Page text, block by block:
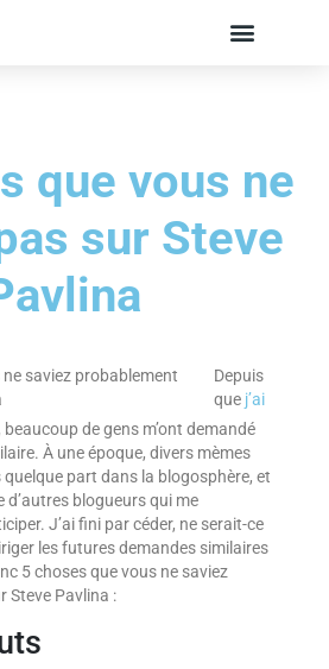
que vous ne
sur Steve
Depuis
que j’ai
beaucoup de gens m’ont demandé
À une époque, divers mèmes
part dans la blogosphère, et
d’autres blogueurs qui me
J’ai fini par céder, ne serait-ce
les futures demandes similaires
5 choses que vous ne saviez
Steve Pavlina :